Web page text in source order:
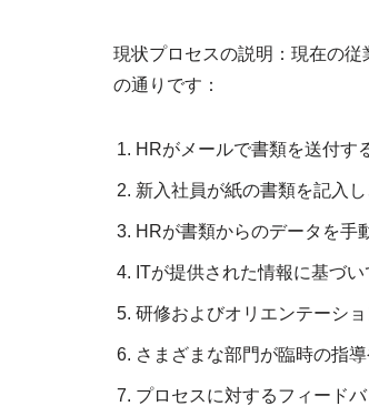
現状プロセスの説明：現在の
の通りです：
HRがメールで書類を送付す
新入社員が紙の書類を記入し
HRが書類からのデータを手
ITが提供された情報に基づ
研修およびオリエンテーシ
さまざまな部門が臨時の指
プロセスに対するフィード